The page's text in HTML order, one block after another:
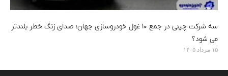
سه شرکت چینی در جمع ۱۰ غول خودروسازی جهان؛ صدای زنگ خطر بلندتر
می شود؟
۱۵ مرداد ۱۴۰۵